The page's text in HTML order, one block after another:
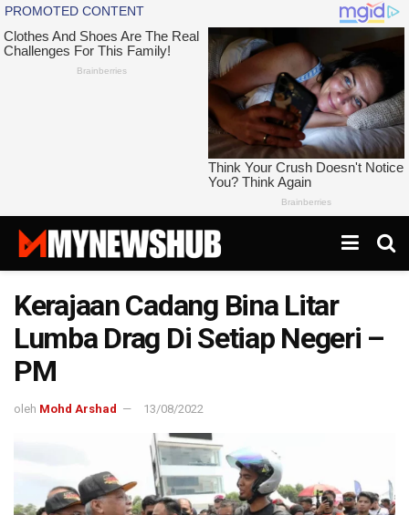
Kerajaan Cadang Bina Litar
Lumba Drag Di Setiap Negeri –
PM
oleh Mohd Arshad 13/08/2022